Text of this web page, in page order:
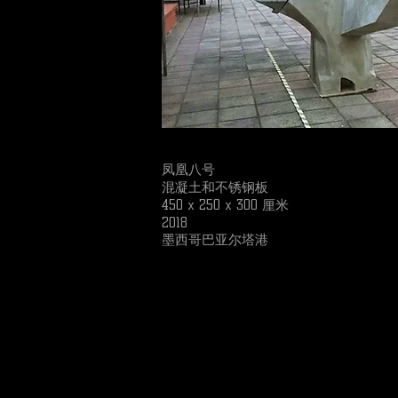
凤凰八号
混凝土和不锈钢板
450 x 250 x 300 厘米
2018
墨西哥巴亚尔塔港